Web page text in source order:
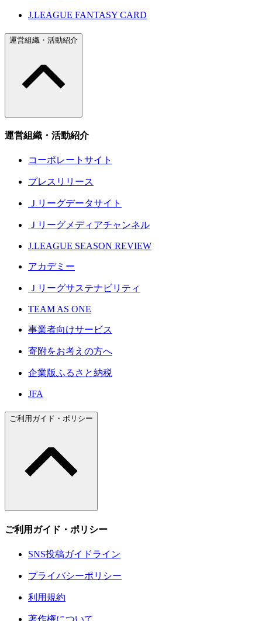
J.LEAGUE FANTASY CARD
運営組織・活動紹介
運営組織・活動紹介
コーポレートサイト
プレスリリース
Ｊリーグデータサイト
Ｊリーグメディアチャンネル
J.LEAGUE SEASON REVIEW
アカデミー
Ｊリーグサステナビリティ
TEAM AS ONE
事業者向けサービス
寄附をお考えの方へ
企業版ふるさと納税
JFA
ご利用ガイド・ポリシー
ご利用ガイド・ポリシー
SNS投稿ガイドライン
プライバシーポリシー
利用規約
著作権について